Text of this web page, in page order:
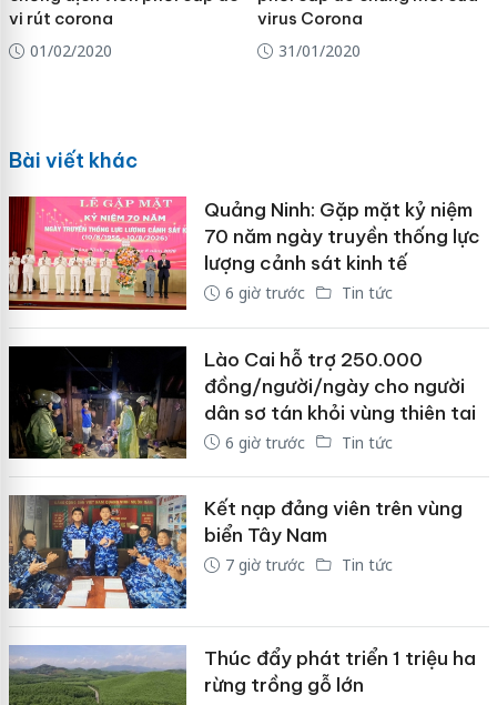
vi rút corona
01/02/2020
virus Corona
31/01/2020
Bài viết khác
Quảng Ninh: Gặp mặt kỷ niệm
70 năm ngày truyền thống lực
lượng cảnh sát kinh tế
6 giờ trước Tin tức
Lào Cai hỗ trợ 250.000
đồng/người/ngày cho người
dân sơ tán khỏi vùng thiên tai
6 giờ trước Tin tức
Kết nạp đảng viên trên vùng
biển Tây Nam
7 giờ trước Tin tức
Thúc đẩy phát triển 1 triệu ha
rừng trồng gỗ lớn